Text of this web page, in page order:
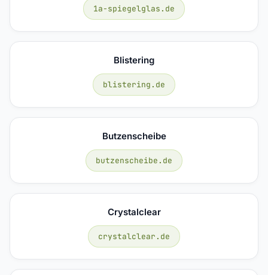
1a-spiegelglas.de
Blistering
blistering.de
Butzenscheibe
butzenscheibe.de
Crystalclear
crystalclear.de